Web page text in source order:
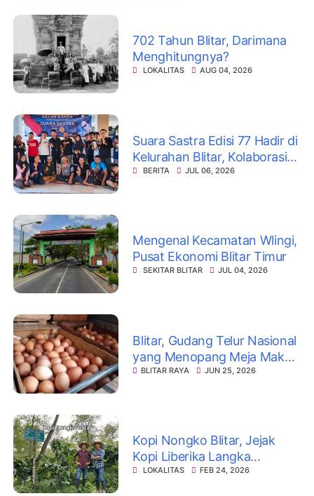
702 Tahun Blitar, Darimana
Menghitungnya?
LOKALITAS AUG 04, 2026
Suara Sastra Edisi 77 Hadir di
Kelurahan Blitar, Kolaborasi
dengaan Karang Taruna
BERITA JUL 06, 2026
Mengenal Kecamatan Wlingi,
Pusat Ekonomi Blitar Timur
SEKITAR BLITAR JUL 04, 2026
Blitar, Gudang Telur Nasional
yang Menopang Meja Makan
Indonesia
BLITAR RAYA JUN 25, 2026
Kopi Nongko Blitar, Jejak
Kopi Liberika Langka
Beraroma Buah Nangka dari
LOKALITAS FEB 24, 2026